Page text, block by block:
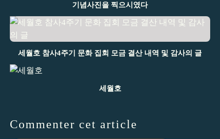
기념사진을 찍으시였다
세월호 참사4주기 문화 집회 모금 결산 내역 및 감사의 글
세월호
Commenter cet article